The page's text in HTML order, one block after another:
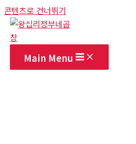
콘텐츠로 건너뛰기
Main Menu